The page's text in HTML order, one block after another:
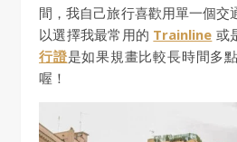
間，我自己旅行喜歡用單一個交
以選擇我最常用的 Trainline 或
行證是如果規畫比較長時間多
喔！